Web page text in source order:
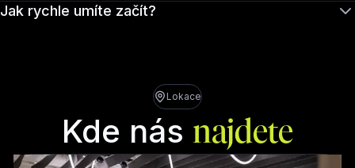
Jak rychle umíte začít?
Lokace
Kde násnajdete